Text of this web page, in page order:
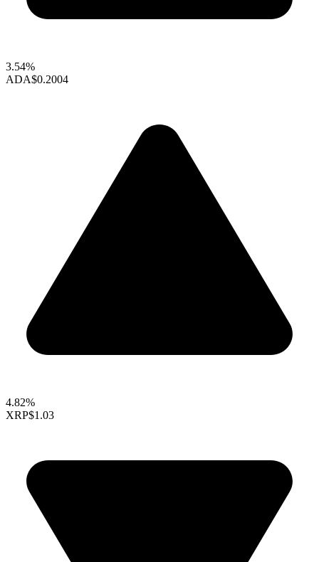
3.54%
ADA$0.2004
4.82%
XRP$1.03